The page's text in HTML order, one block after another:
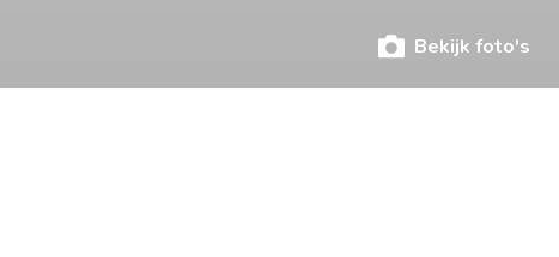
Bekijk foto's